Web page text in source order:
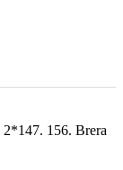
156. Brera